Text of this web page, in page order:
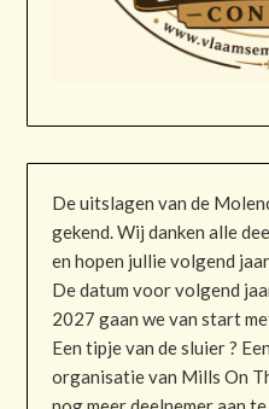
De uitslagen van de
gekend. Wij danken alle
en hopen jullie volgend
De datum voor volgend
2027 gaan we van start
Een tipje van de sluier ?
organisatie van Mills On